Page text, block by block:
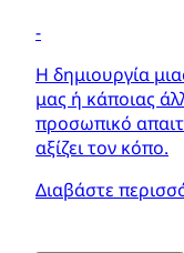
-
Η δημιουργία
μας ή κάποιας
προσωπικό
αξίζει τον κόπο.
Διαβάστε